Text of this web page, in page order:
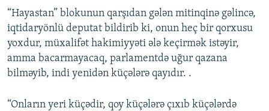
“Hayastan” blokunun qarşıdan gələn mitinqinə gəlincə,
iqtidaryönlü deputat bildirib ki, onun heç bir qorxusu
yoxdur, müxalifət hakimiyyəti ələ keçirmək istəyir,
amma bacarmayacaq, parlamentdə uğur qazana
bilməyib, indi yenidən küçələrə qayıdır. .
“Onların yeri küçədir, qoy küçələrə çıxıb küçələrdə